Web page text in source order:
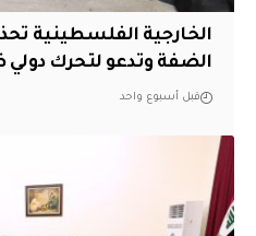
الخارجية الفلسطينية
الضفة وتدعو لتحرك
قبل أسبوع واحد